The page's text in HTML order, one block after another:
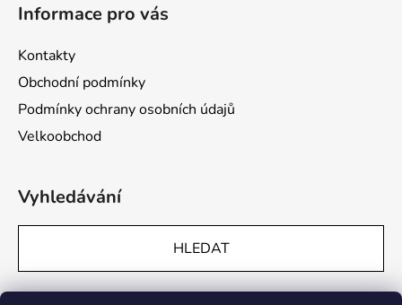
Informace pro vás
Kontakty
Obchodní podmínky
Podmínky ochrany osobních údajů
Velkoobchod
Vyhledávání
HLEDAT